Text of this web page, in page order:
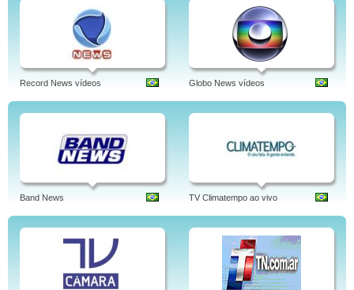
Record News vídeos Globo News vídeos
Band News TV Climatempo ao vivo